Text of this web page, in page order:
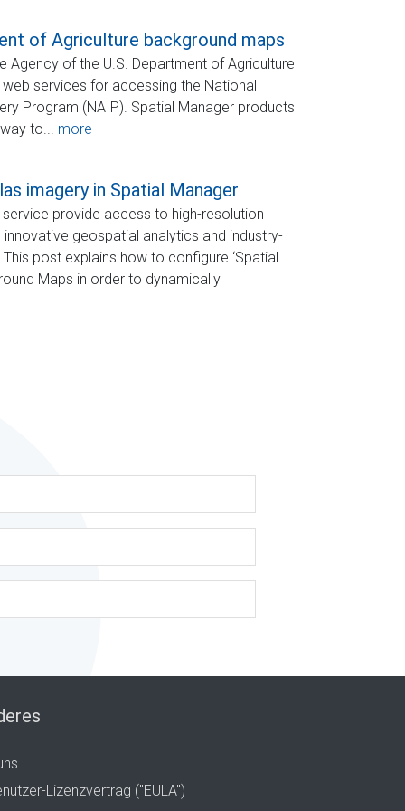
of Agriculture background maps
Agency of the U.S. Department of Agriculture
web services for accessing the National
Program (NAIP). Spatial Manager products
to... more
imagery in Spatial Manager
service provide access to high-resolution
innovative geospatial analytics and industry-
post explains how to configure ‘Spatial
Maps in order to dynamically
Lizenzvertrag ("EULA")